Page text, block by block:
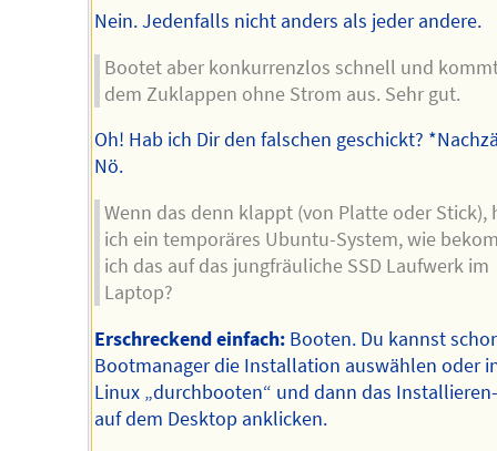
Nein. Jedenfalls nicht anders als jeder andere.
Bootet aber konkurrenzlos schnell und
dem Zuklappen ohne Strom aus. Sehr gut.
Oh! Hab ich Dir den falschen geschickt?
Nö.
Wenn das denn klappt (von Platte oder Stick),
ich ein temporäres Ubuntu-System, wie
ich das auf das jungfräuliche SSD Laufwerk im
Laptop?
Erschreckend einfach:Booten. Du kannst
Bootmanager die Installation auswählen oder
Linux „durchbooten“ und dann das
auf dem Desktop anklicken.